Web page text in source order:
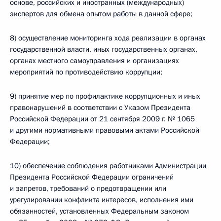
основе, российских и иностранных (международных)
экспертов для обмена опытом работы в данной сфере;
8) осуществление мониторинга хода реализации в органах
государственной власти, иных государственных органах,
органах местного самоуправления и организациях
мероприятий по противодействию коррупции;
9) принятие мер по профилактике коррупционных и иных
правонарушений в соответствии с Указом Президента
Российской Федерации от 21 сентября 2009 г. № 1065
и другими нормативными правовыми актами Российской
Федерации;
10) обеспечение соблюдения работниками Администрации
Президента Российской Федерации ограничений
и запретов, требований о предотвращении или
урегулировании конфликта интересов, исполнения ими
обязанностей, установленных Федеральным законом